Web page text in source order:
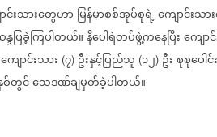
င်းသားတွေဟာမြန်မာစစ်အုပ်စုရဲ့ကျောင်းသ
ဒပြခဲ့ကြပါတယ်။နီပေါရဲတပ်ဖွဲ့ကနေပြီးကျေ
ကျောင်းသား (၇) ဦးနှင့်ပြည်သူ (၁၂) ဦးစုစုပေါင်း
စ်တွင်သေဒဏ်ချမှတ်ခဲ့ပါတယ်။